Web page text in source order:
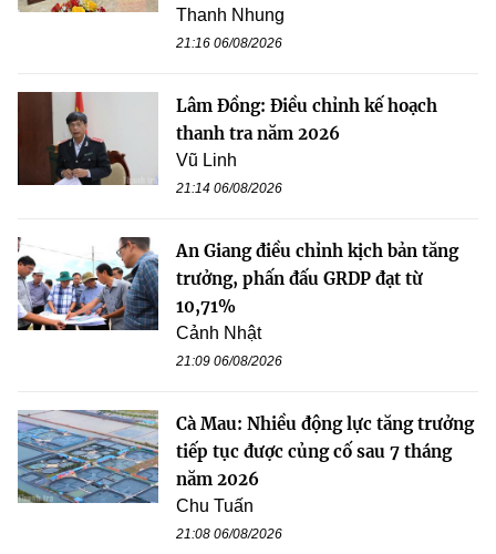
Thanh Nhung
21:16 06/08/2026
Lâm Đồng: Điều chỉnh kế hoạch
thanh tra năm 2026
Vũ Linh
21:14 06/08/2026
An Giang điều chỉnh kịch bản tăng
trưởng, phấn đấu GRDP đạt từ
10,71%
Cảnh Nhật
21:09 06/08/2026
Cà Mau: Nhiều động lực tăng trưởng
tiếp tục được củng cố sau 7 tháng
năm 2026
Chu Tuấn
21:08 06/08/2026